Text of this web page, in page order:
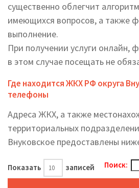
существенно облегчит
имеющихся вопросов, а также
выполнение.
При получении услуги онлайн,
в этом случае посещать не
Где находится ЖКХ РФ округа
телефоны
Адреса ЖКХ, а также
территориальных
Внуковское предоставлены
Показать записей Поиск: